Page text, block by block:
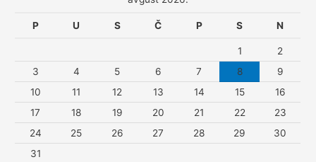
P U S Č P S N
1
2
3
4 5 6 7 8
9
10
11 12 13 14 15
16
17
18 19 20 21 22
23
24
25 26 27 28 29
30
31